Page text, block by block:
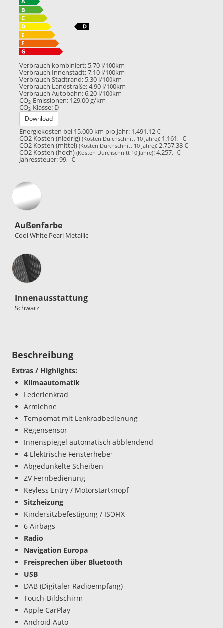
Verbrauch kombiniert: 5,70 l/100km
Verbrauch Innenstadt:7,10 l/100km
Verbrauch Stadtrand: 5,30 l/100km
Verbrauch Landstraße:4,90 l/100km
Verbrauch Autobahn:6,20 l/100km
CO2-Emissionen: 129,00 g/km
CO2-Klasse: D
Download
Energiekosten bei 15.000 km pro Jahr: 1.491,12 €
CO2 Kosten (niedrig) (Kosten Durchschnitt 10 Jahre): 1.161,- €
CO2 Kosten (mittel) (Kosten Durchschnitt 10 Jahre):2.757,38 €
CO2 Kosten (hoch) (Kosten Durchschnitt 10 Jahre):4.257,- €
Jahressteuer:99,- €
Außenfarbe
Cool White Pearl Metallic
Innenausstattung
Innenausstattung
Schwarz
Beschreibung
Extras / Highlights:
Klimaautomatik
Lederlenkrad
Armlehne
Tempomat mit Lenkradbedienung
Regensensor
Innenspiegel automatisch abblendend
4 Elektrische Fensterheber
Abgedunkelte Scheiben
ZV Fernbedienung
Keyless Entry / Motorstartknopf
Sitzheizung
Kindersitzbefestigung / ISOFIX
6 Airbags
Radio
Navigation Europa
Freisprechen über Bluetooth
USB
DAB (Digitaler Radioempfang)
Touch-Bildschirm
Apple CarPlay
Android Auto